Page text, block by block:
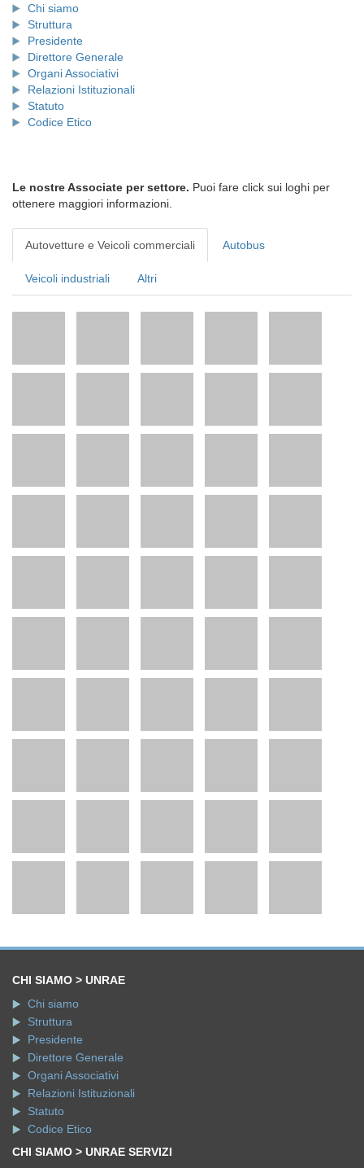
Chi siamo
Struttura
Presidente
Direttore Generale
Organi Associativi
Relazioni Istituzionali
Statuto
Codice Etico
Le nostre Associate per settore. Puoi fare click sui loghi per
ottenere maggiori informazioni.
Autovetture e Veicoli commerciali Autobus
Veicoli industriali Altri
CHI SIAMO > UNRAE
Chi siamo
Struttura
Presidente
Direttore Generale
Organi Associativi
Relazioni Istituzionali
Statuto
Codice Etico
CHI SIAMO > UNRAE SERVIZI